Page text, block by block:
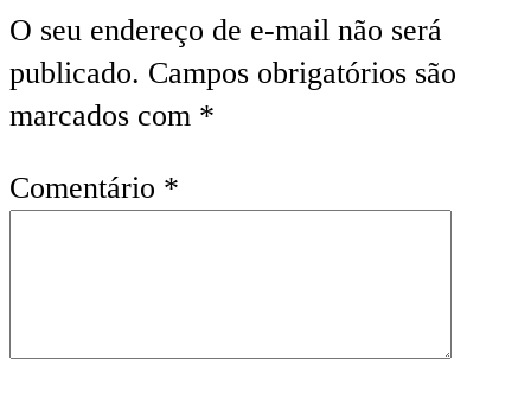
O seu endereço de e-mail não será
publicado. Campos obrigatórios são
marcados com *
Comentário *